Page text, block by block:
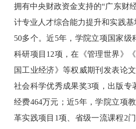
拥有中央财政资金支持的“广东财
计专业人才综合能力提升和实践
50多个。近5年，学院立项国家级
科研项目12项，在《管理世界》
国工业经济》等权威期刊发表论
社会科学优秀成果奖3项，出版专
经费464万元；近5年，学院立项
革实践项目1项、省级一流课程2